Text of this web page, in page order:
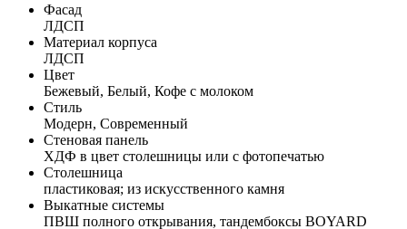
Фасад
ЛДСП
Материал корпуса
ЛДСП
Цвет
Бежевый, Белый, Кофе с молоком
Стиль
Модерн, Современный
Стеновая панель
ХДФ в цвет столешницы или с фотопечатью
Столешница
пластиковая; из искусственного камня
Выкатные системы
ПВШ полного открывания, тандембоксы BOYARD